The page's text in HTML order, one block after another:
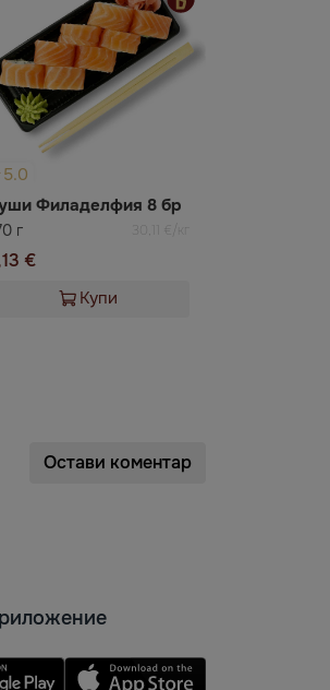
5.0
Филаделфия 8 бр
г 30,11 €/кг
€
Купи
Остави коментар